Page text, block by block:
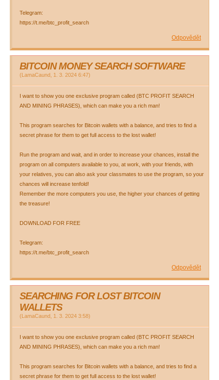
Telegram:
https://t.me/btc_profit_search
Odpovědět
BITCOIN MONEY SEARCH SOFTWARE
(LamaCaund 1. 3. 2024 6:47)
I want to show you one exclusive program called (BTC PROFIT SEARCH
AND MINING PHRASES), which can make you a rich man!
This program searches for Bitcoin wallets with a balance, and tries to find a
secret phrase for them to get full access to the lost wallet!
Run the program and wait, and in order to increase your chances, install the
program on all computers available to you, at work, with your friends, with
your relatives, you can also ask your classmates to use the program, so your
chances will increase tenfold!
Remember the more computers you use, the higher your chances of getting
the treasure!
DOWNLOAD FOR FREE
Telegram:
https://t.me/btc_profit_search
Odpovědět
SEARCHING FOR LOST BITCOIN
WALLETS
(LamaCaund 1. 3. 2024 3:58)
I want to show you one exclusive program called (BTC PROFIT SEARCH
AND MINING PHRASES), which can make you a rich man!
This program searches for Bitcoin wallets with a balance, and tries to find a
secret phrase for them to get full access to the lost wallet!